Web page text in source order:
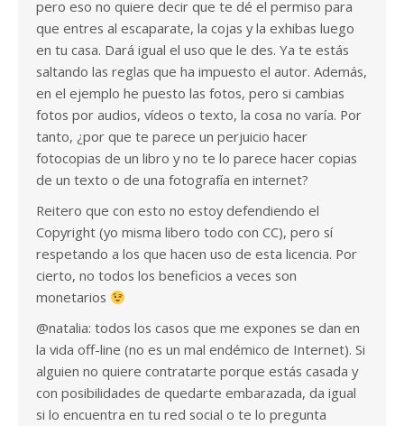
pero eso no quiere decir que te dé el permiso para
que entres al escaparate, la cojas y la exhibas luego
en tu casa. Dará igual el uso que le des. Ya te estás
saltando las reglas que ha impuesto el autor. Además,
en el ejemplo he puesto las fotos, pero si cambias
fotos por audios, vídeos o texto, la cosa no varía. Por
tanto, ¿por que te parece un perjuicio hacer
fotocopias de un libro y no te lo parece hacer copias
de un texto o de una fotografía en internet?
Reitero que con esto no estoy defendiendo el
Copyright (yo misma libero todo con CC), pero sí
respetando a los que hacen uso de esta licencia. Por
cierto, no todos los beneficios a veces son
monetarios
@natalia: todos los casos que me expones se dan en
la vida off-line (no es un mal endémico de Internet). Si
alguien no quiere contratarte porque estás casada y
con posibilidades de quedarte embarazada, da igual
si lo encuentra en tu red social o te lo pregunta